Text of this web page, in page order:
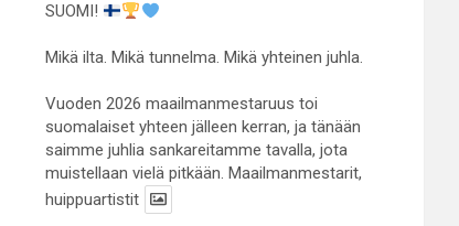
SUOMI!
Mikä ilta. Mikä tunnelma. Mikä yhteinen juhla.
Vuoden 2026 maailmanmestaruus toi
suomalaiset yhteen jälleen kerran, ja tänään
saimme juhlia sankareitamme tavalla, jota
muistellaan vielä pitkään. Maailmanmestarit,
huippuartistit